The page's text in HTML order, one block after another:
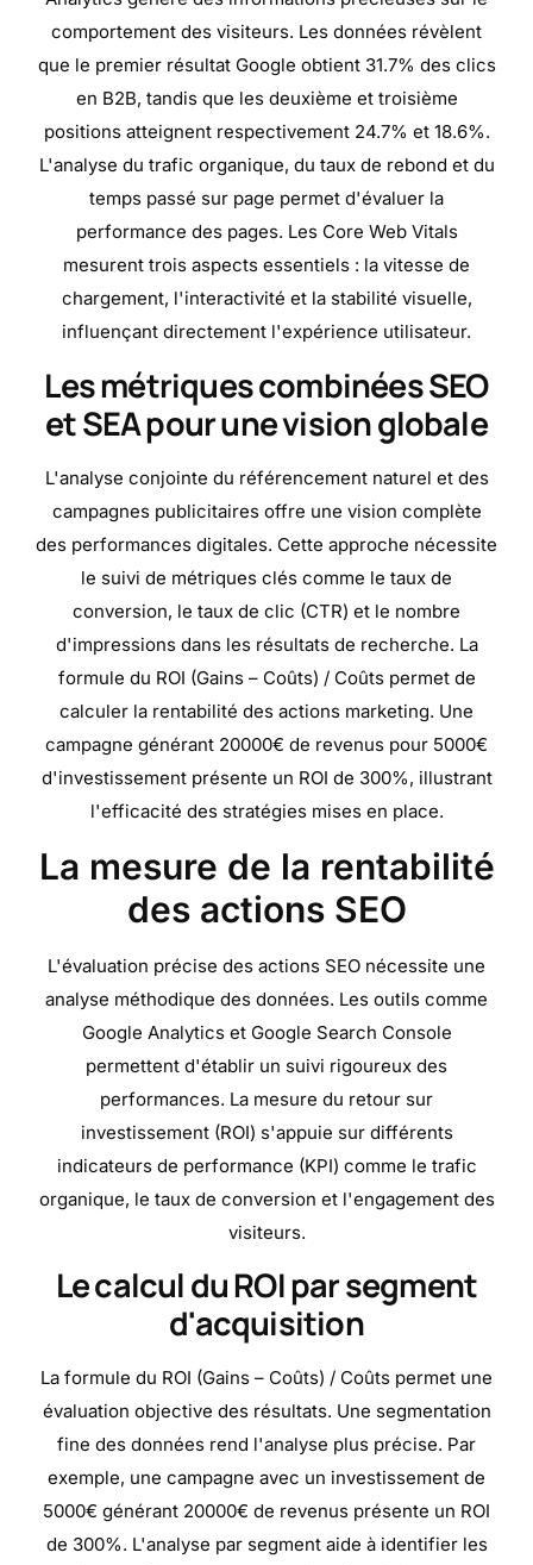
comportement des visiteurs. Les données révèlent
que le premier résultat Google obtient 31.7% des clics
en B2B, tandis que les deuxième et troisième
positions atteignent respectivement 24.7% et 18.6%.
L'analyse du trafic organique, du taux de rebond et du
temps passé sur page permet d'évaluer la
performance des pages. Les Core Web Vitals
mesurent trois aspects essentiels : la vitesse de
chargement, l'interactivité et la stabilité visuelle,
influençant directement l'expérience utilisateur.
Les métriques combinées SEO
et SEA pour une vision globale
L'analyse conjointe du référencement naturel et des
campagnes publicitaires offre une vision complète
des performances digitales. Cette approche nécessite
le suivi de métriques clés comme le taux de
conversion, le taux de clic (CTR) et le nombre
d'impressions dans les résultats de recherche. La
formule du ROI (Gains – Coûts) / Coûts permet de
calculer la rentabilité des actions marketing. Une
campagne générant 20000€ de revenus pour 5000€
d'investissement présente un ROI de 300%, illustrant
l'efficacité des stratégies mises en place.
La mesure de la rentabilité
des actions SEO
L'évaluation précise des actions SEO nécessite une
analyse méthodique des données. Les outils comme
Google Analytics et Google Search Console
permettent d'établir un suivi rigoureux des
performances. La mesure du retour sur
investissement (ROI) s'appuie sur différents
indicateurs de performance (KPI) comme le trafic
organique, le taux de conversion et l'engagement des
visiteurs.
Le calcul du ROI par segment
d'acquisition
La formule du ROI (Gains – Coûts) / Coûts permet une
évaluation objective des résultats. Une segmentation
fine des données rend l'analyse plus précise. Par
exemple, une campagne avec un investissement de
5000€ générant 20000€ de revenus présente un ROI
de 300%. L'analyse par segment aide à identifier les